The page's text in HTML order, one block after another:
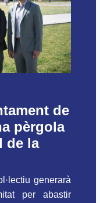
de
pèrgola
de la
generarà
per abastir